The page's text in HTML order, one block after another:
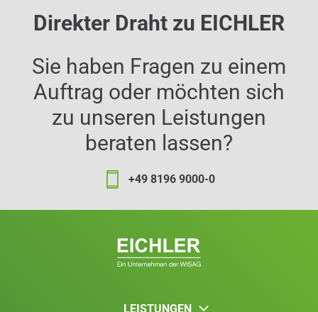
Direkter Draht zu EICHLER
Sie haben Fragen zu einem
Auftrag oder möchten sich
zu unseren Leistungen
beraten lassen?
+49 8196 9000-0
LEISTUNGEN